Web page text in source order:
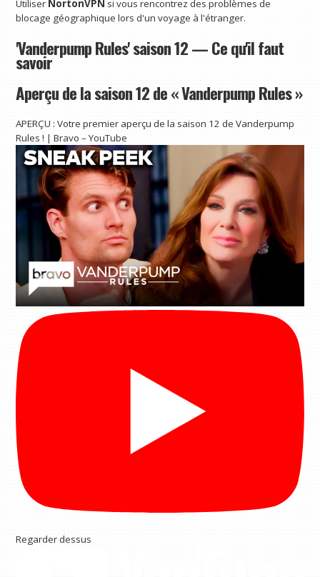
Utiliser NortonVPN si vous rencontrez des problèmes de
blocage géographique lors d'un voyage à l'étranger.
'Vanderpump Rules' saison 12 — Ce qu'il faut
savoir
Aperçu de la saison 12 de « Vanderpump Rules »
APERÇU : Votre premier aperçu de la saison 12 de Vanderpump
Rules ! | Bravo – YouTube
Regarder dessus